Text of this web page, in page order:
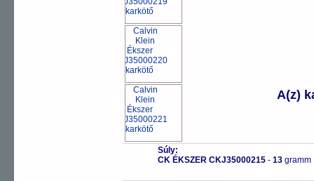
A(z)
Súly:
CK ÉKSZER CKJ35000215 - 13 gramm